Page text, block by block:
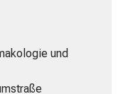
und